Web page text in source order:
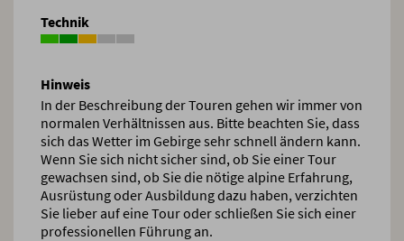
Technik
Hinweis
In der Beschreibung der Touren gehen wir immer von
normalen Verhältnissen aus. Bitte beachten Sie, dass
sich das Wetter im Gebirge sehr schnell ändern kann.
Wenn Sie sich nicht sicher sind, ob Sie einer Tour
gewachsen sind, ob Sie die nötige alpine Erfahrung,
Ausrüstung oder Ausbildung dazu haben, verzichten
Sie lieber auf eine Tour oder schließen Sie sich einer
professionellen Führung an.